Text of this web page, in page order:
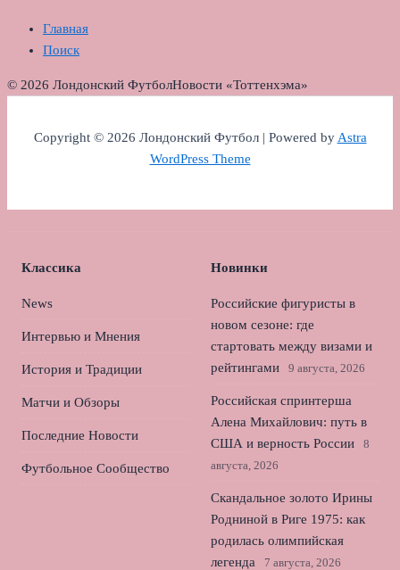
Главная
Поиск
© 2026 Лондонский ФутболНовости «Тоттенхэма»
Copyright © 2026 Лондонский Футбол | Powered byAstra
WordPress Theme
Классика
News
Интервью и Мнения
История и Традиции
Матчи и Обзоры
Последние Новости
Футбольное Сообщество
Новинки
Российские фигуристы в
новом сезоне: где
стартовать между визами и
рейтингами
9 августа, 2026
Российская спринтерша
Алена Михайлович: путь в
США и верность России
8
августа, 2026
Скандальное золото Ирины
Родниной в Риге 1975: как
родилась олимпийская
легенда
7 августа, 2026